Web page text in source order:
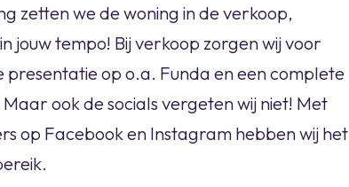
zetten we de woning in de verkoop,
jouw tempo! Bij verkoop zorgen wij voor
presentatie op o.a. Funda en een complete
ook de socials vergeten wij niet! Met
op Facebook en Instagram hebben wij het